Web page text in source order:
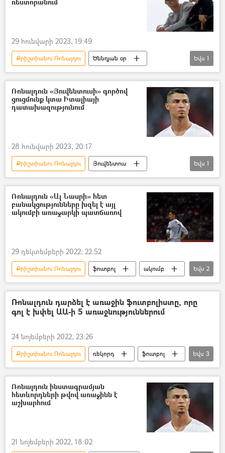
29 հունվարի 2023, 19:49
Քրիշտիանու Ռոնալդու
Ծննդյան օր
Ռեստորան
Եվս 1
Ռոնալդուն «Յուվենտուսի» գործով
ցուցմունք կտա Իտալիայի
դատախազությունում
28 հունվարի 2023, 20:17
Քրիշտիանու Ռոնալդու
Յուվենտուս
Իտալիա
Եվս 1
Ռոնալդուն «Ալ Նասրի» հետ
բանակցությունները խզել է այլ
ակումբի առաջարկի պատճառով
29 դեկտեմբերի 2022, 22:52
Քրիշտիանու Ռոնալդու ֆուտբոլ
ակումբ
Պայմանագիր
բանակցություններ
Եվս 2
Ռոնալդուն դարձել է առաջին ֆուտբոլիստը, որը
գոլ է խփել ԱԱ-ի 5 առաջնություններում
24 նոյեմբերի 2022, 23:26
Քրիշտիանու Ռոնալդու ռեկորդ
ֆուտբոլ
ֆուտբոլիստ
Պորտուգալիա գոլ
Եվս 3
Ռոնալդուն ինստագրամյան
հետևորդների թվով առաջինն է
աշխարհում
21 նոյեմբերի 2022, 18:02